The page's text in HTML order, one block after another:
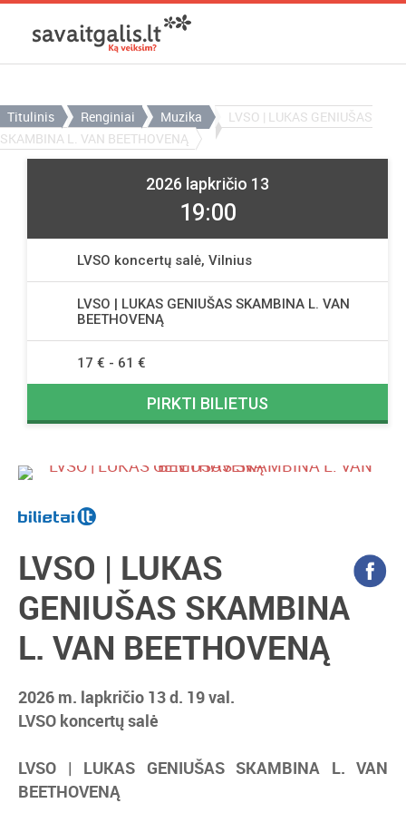
Titulinis Renginiai Muzika
LVSO | LUKAS GENIUŠAS
SKAMBINA L. VAN BEETHOVENĄ
LVSO | LUKAS
GENIUŠAS SKAMBINA
L. VAN BEETHOVENĄ
2026 m. lapkričio 13 d. 19 val.
LVSO koncertų salė
LVSO |
LUKAS GENIUŠAS SKAMBINA L. VAN
BEETHOVENĄ
2026 lapkričio 13
19:00
LVSO koncertų salė, Vilnius
LVSO | LUKAS GENIUŠAS SKAMBINA L. VAN
BEETHOVENĄ
17 € - 61 €
PIRKTI BILIETUS